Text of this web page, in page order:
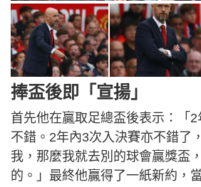
捧盃後即「宣揚」
首先他在贏取足總盃後表示：「
不錯。2年內3次入決賽亦不錯了
我，那麼我就去別的球會贏獎盃
的。」最終他贏得了一紙新約，